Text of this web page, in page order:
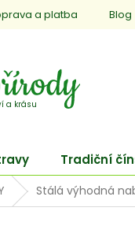
a platba Blog
Tradiční
Stálá výhodná